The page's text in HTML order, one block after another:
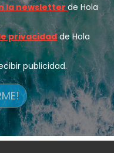
la newsletterde Hola
privacidadde Hola
publicidad.